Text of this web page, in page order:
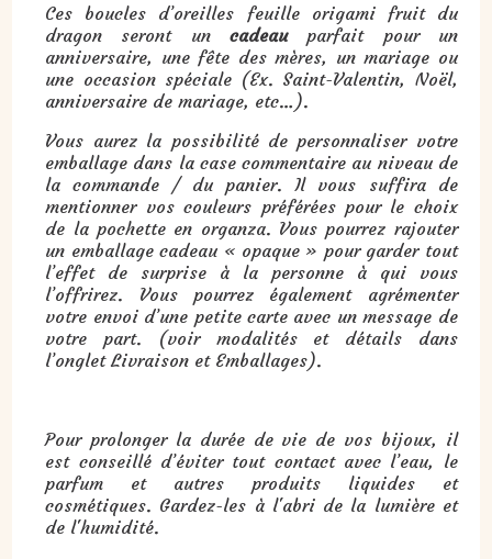
Ces boucles d’oreilles feuille origami fruit du
dragon seront un cadeauparfait pour un
anniversaire, une fête des mères, un mariage ou
une occasion spéciale (Ex. Saint-Valentin, Noël,
anniversaire de mariage, etc…).
Vous aurez la possibilité de personnaliser votre
emballage dans la case commentaire au niveau de
la commande / du panier. Il vous suffira de
mentionner vos couleurs préférées pour le choix
de la pochette en organza. Vous pourrez rajouter
un emballage cadeau « opaque » pour garder tout
l’effet de surprise à la personne à qui vous
l’offrirez. Vous pourrez également agrémenter
votre envoi d’une petite carte avec un message de
votre part. (voir modalités et détails dans
l’onglet Livraison et Emballages).
Pour prolonger la durée de vie de vos bijoux, il
est conseillé d’éviter tout contact avec l’eau, le
parfum et autres produits liquides et
cosmétiques. Gardez-les à l'abri de la lumière et
de l'humidité.